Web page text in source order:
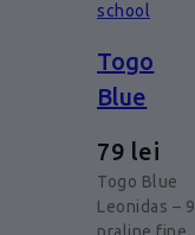
school
Togo
Blue
79 lei
Togo Blue
Leonidas – 9